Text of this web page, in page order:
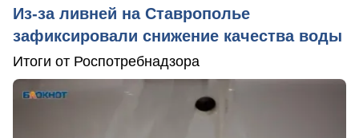
Из-за ливней на Ставрополье
зафиксировали снижение качества воды
Итоги от Роспотребнадзора